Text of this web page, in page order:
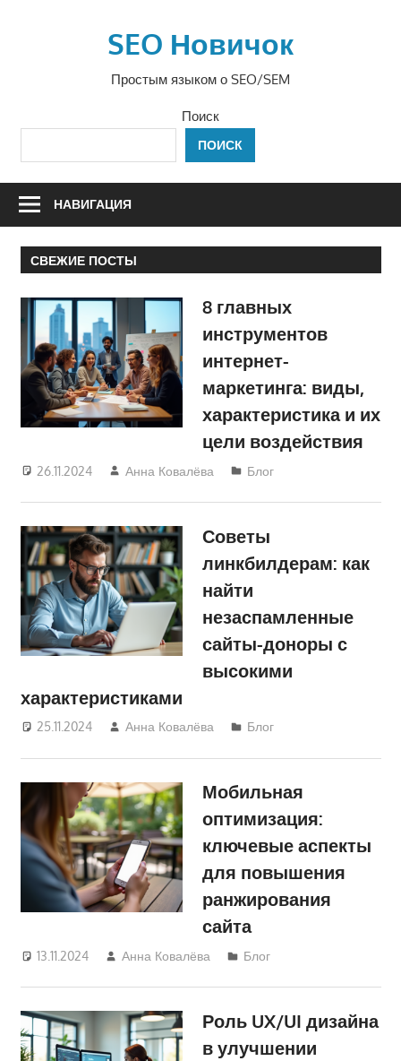
SEO Новичок
Простым языком о SEO/SEM
Поиск
ПОИСК
НАВИГАЦИЯ
СВЕЖИЕ ПОСТЫ
8 главных
инструментов
интернет-
маркетинга: виды,
характеристика и их
цели воздействия
26.11.2024 Анна Ковалёва Блог
Советы
линкбилдерам: как
найти
незаспамленные
сайты-доноры с
высокими
характеристиками
25.11.2024 Анна Ковалёва Блог
Мобильная
оптимизация:
ключевые аспекты
для повышения
ранжирования
сайта
13.11.2024 Анна Ковалёва Блог
Роль UX/UI дизайна
в улучшении